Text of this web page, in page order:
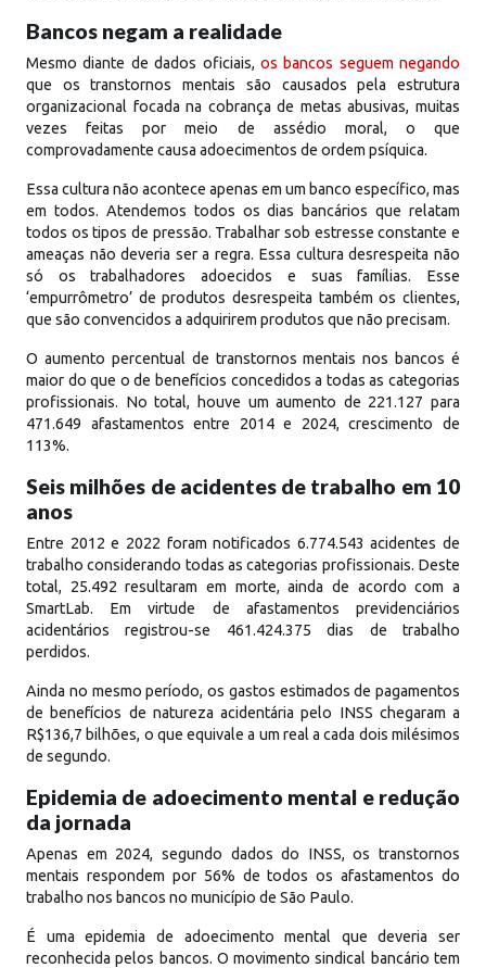
Bancos negam a realidade
Mesmo diante de dados oficiais, os bancos seguem negando
que os transtornos mentais são causados pela estrutura
organizacional focada na cobrança de metas abusivas, muitas
vezes feitas por meio de assédio moral, o que
comprovadamente causa adoecimentos de ordem psíquica.
Essa cultura não acontece apenas em um banco específico, mas
em todos. Atendemos todos os dias bancários que relatam
todos os tipos de pressão. Trabalhar sob estresse constante e
ameaças não deveria ser a regra. Essa cultura desrespeita não
só os trabalhadores adoecidos e suas famílias. Esse
‘empurrômetro’ de produtos desrespeita também os clientes,
que são convencidos a adquirirem produtos que não precisam.
O aumento percentual de transtornos mentais nos bancos é
maior do que o de benefícios concedidos a todas as categorias
profissionais. No total, houve um aumento de 221.127 para
471.649 afastamentos entre 2014 e 2024, crescimento de
113%.
Seis milhões de acidentes de trabalho em 10
anos
Entre 2012 e 2022 foram notificados 6.774.543 acidentes de
trabalho considerando todas as categorias profissionais. Deste
total, 25.492 resultaram em morte, ainda de acordo com a
SmartLab. Em virtude de afastamentos previdenciários
acidentários registrou-se 461.424.375 dias de trabalho
perdidos.
Ainda no mesmo período, os gastos estimados de pagamentos
de benefícios de natureza acidentária pelo INSS chegaram a
R$136,7 bilhões, o que equivale a um real a cada dois milésimos
de segundo.
Epidemia de adoecimento mental e redução
da jornada
Apenas em 2024, segundo dados do INSS, os transtornos
mentais respondem por 56% de todos os afastamentos do
trabalho nos bancos no município de São Paulo.
É uma epidemia de adoecimento mental que deveria ser
reconhecida pelos bancos. O movimento sindical bancário tem